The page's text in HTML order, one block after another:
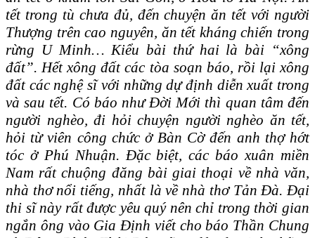
tết trong tù chưa đủ, đến chuyện ăn tết với người
Thượng trên cao nguyên, ăn tết kháng chiến trong
rừng U Minh… Kiểu bài thứ hai là bài “xông
đất”. Hết xông đất các tòa soạn báo, rồi lại xông
đất các nghệ sĩ với những dự định diễn xuất trong
và sau tết. Có báo như Đời Mới thì quan tâm đến
người nghèo, đi hỏi chuyện người nghèo ăn tết,
hỏi từ viên công chức ở Bàn Cờ đến anh thợ hớt
tóc ở Phú Nhuận. Đặc biệt, các báo xuân miền
Nam rất chuộng đăng bài giai thoại về nhà văn,
nhà thơ nổi tiếng, nhất là về nhà thơ Tản Đà. Đại
thi sĩ này rất được yêu quý nên chỉ trong thời gian
ngắn ông vào Gia Định viết cho báo Thần Chung